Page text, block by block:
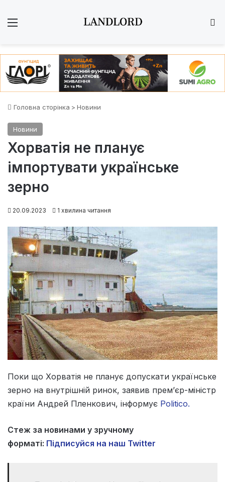
Головна сторінка > Новини
Новини
Хорватія не планує
імпортувати українське
зерно
20.09.2023 1 хвилина читання
Поки що Хорватія не планує допускати українське
зерно на внутрішній ринок, заявив прем’єр-міністр
країни Андрей Пленкович, інформує Politico.
Стеж за новинами у зручному
форматі: Підписуйся на наш Twitter